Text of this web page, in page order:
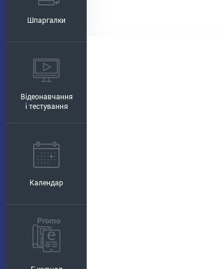
Шпаргалки
Відеонавчання
і тестування
Календар